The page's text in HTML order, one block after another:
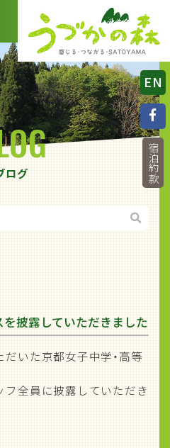
EN
宿泊約款
ログ
披露していただきました
いた京都女子中学・高等
全員に披露していただき